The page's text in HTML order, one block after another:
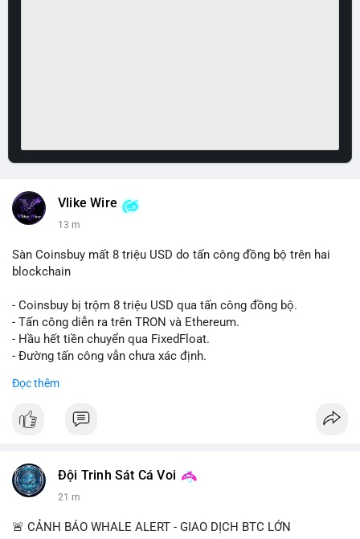
Vlike Wire
13 m
Sàn Coinsbuy mất 8 triệu USD do tấn công đồng bộ trên hai
blockchain
- Coinsbuy bị trộm 8 triệu USD qua tấn công đồng bộ.
- Tấn công diễn ra trên TRON và Ethereum.
- Hầu hết tiền chuyển qua FixedFloat.
- Đường tấn công vẫn chưa xác định.
#binancesquare
$trx $eth
📰 Nguồn: CoinDesk
Đọc thêm
Đội Trinh Sát Cá Voi
21 m
🚨 CẢNH BÁO WHALE ALERT - GIAO DỊCH BTC LỚN